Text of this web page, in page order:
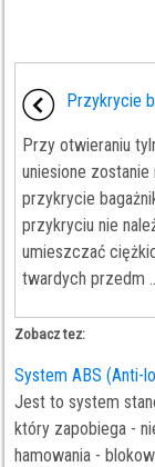
Przykrycie
Przy otwieraniu
uniesione
przykrycie
przykryciu nie
umieszczać
twardych przedm
Zobacz tez:
System ABS (Anti-
Jest to system
który zapobiega -
hamowania -